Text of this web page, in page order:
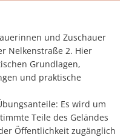
und Zuschauer
Nelkenstraße 2. Hier
Grundlagen,
und praktische
Es wird um
Teile des Geländes
Öffentlichkeit zugänglich